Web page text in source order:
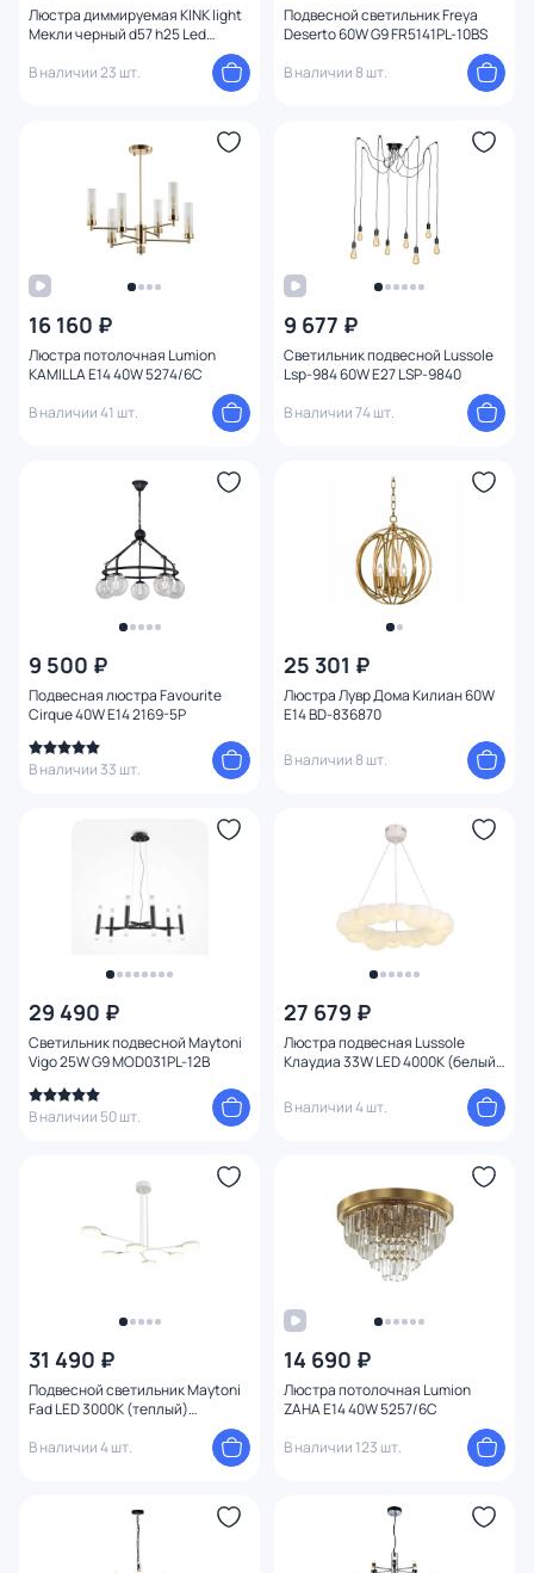
Люстра диммируемая KINK light
Мекли черный d57 h25 Led
3*12W+3*16W (4000К) с пультом
ДУ 07649-6D,19(4000K)
В наличии 23 шт.
Подвесной светильник Freya
Deserto 60W G9 FR5141PL-10BS
В наличии 8 шт.
16 160 ₽
Люстра потолочная Lumion
KAMILLA E14 40W 5274/6C
В наличии 41 шт.
9 677 ₽
Светильник подвесной Lussole
Lsp-984 60W E27 LSP-9840
В наличии 74 шт.
9 500 ₽
Подвесная люстра Favourite
Cirque 40W E14 2169-5P
В наличии 33 шт.
25 301 ₽
Люстра Лувр Дома Килиан 60W
E14 BD-836870
В наличии 8 шт.
29 490 ₽
Светильник подвесной Maytoni
Vigo 25W G9 MOD031PL-12B
В наличии 50 шт.
27 679 ₽
Люстра подвесная Lussole
Клаудиа 33W LED 4000К (белый)
В наличии 4 шт.
31 490 ₽
Подвесной светильник Maytoni
Fad LED 3000К (теплый)
В наличии 4 шт.
14 690 ₽
Люстра потолочная Lumion
ZAHA E14 40W 5257/6C
В наличии 123 шт.